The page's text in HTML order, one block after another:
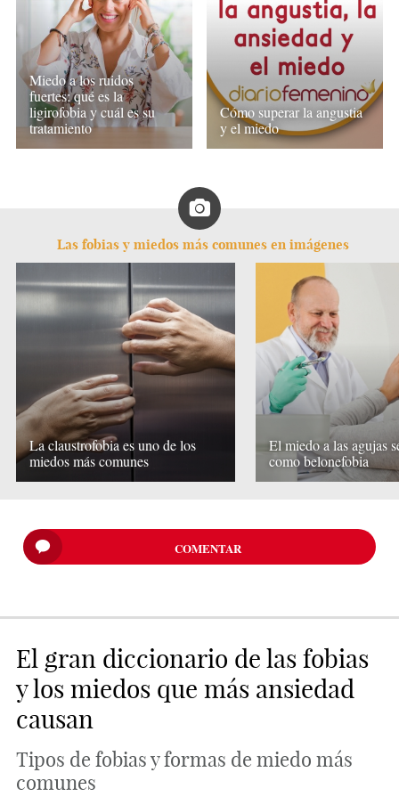
Miedo a los ruidos
fuertes: qué es la
ligirofobia y cuál es su
tratamiento
Cómo superar la angustia
y el miedo
Las fobias y miedos más comunes en imágenes
La claustrofobia es uno de los
miedos más comunes
El miedo a las agujas
como belonefobia
COMENTAR
El gran diccionario de las fobias
y los miedos que más ansiedad
causan
Tipos de fobias y formas de miedo más
comunes